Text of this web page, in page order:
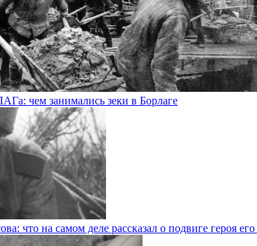
чем занимались зеки в Борлаге
что на самом деле рассказал о подвиге героя